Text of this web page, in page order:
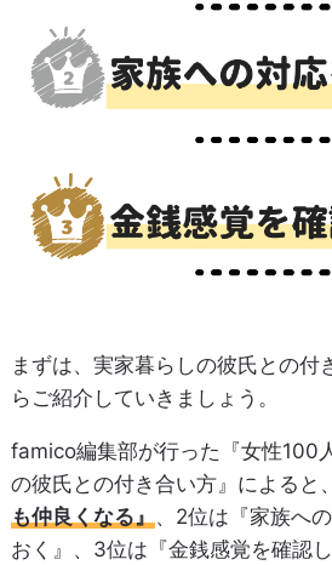
まずは、実家暮らしの彼氏との付
らご紹介していきましょう。
famico編集部が行った『女性100
の彼氏との付き合い方』によると、
も仲良くなる』 、2位は『家族へ
おく』、3位は『金銭感覚を確認